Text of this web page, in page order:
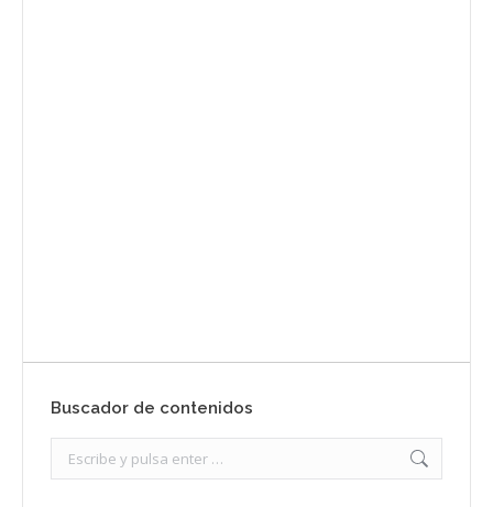
Buscador de contenidos